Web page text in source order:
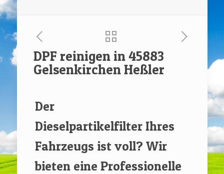
DPF reinigen in 45883
Gelsenkirchen Heßler
Der
Dieselpartikelfilter Ihres
Fahrzeugs ist voll? Wir
bieten eine Professionelle